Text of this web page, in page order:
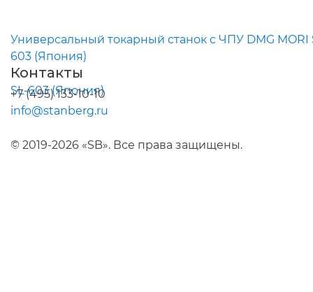
Универсальный токарный станок с ЧПУ DMG MORI
603 (Япония)
Контакты
+7 (495) 133-10-10
info@stanberg.ru
© 2019-2026 «SB». Все права защищены.